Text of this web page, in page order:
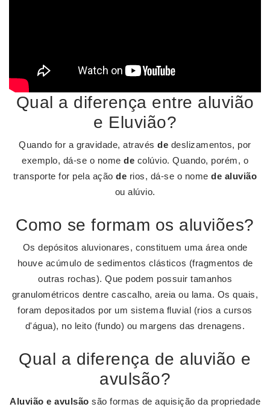
Qual a diferença entre aluvião
e Eluvião?
Quando for a gravidade, atravésde deslizamentos, por
exemplo, dá-se o nome de colúvio. Quando, porém, o
transporte for pela açãode rios, dá-se o nomede aluvião
ou alúvio.
Como se formam os aluviões?
Os depósitos aluvionares, constituem uma área onde
houve acúmulo de sedimentos clásticos (fragmentos de
outras rochas). Que podem possuir tamanhos
granulométricos dentre cascalho, areia ou lama. Os quais,
foram depositados por um sistema fluvial (rios a cursos
d'água), no leito (fundo) ou margens das drenagens.
Qual a diferença de aluvião e
avulsão?
Aluvião e avulsão são formas de aquisição da propriedade